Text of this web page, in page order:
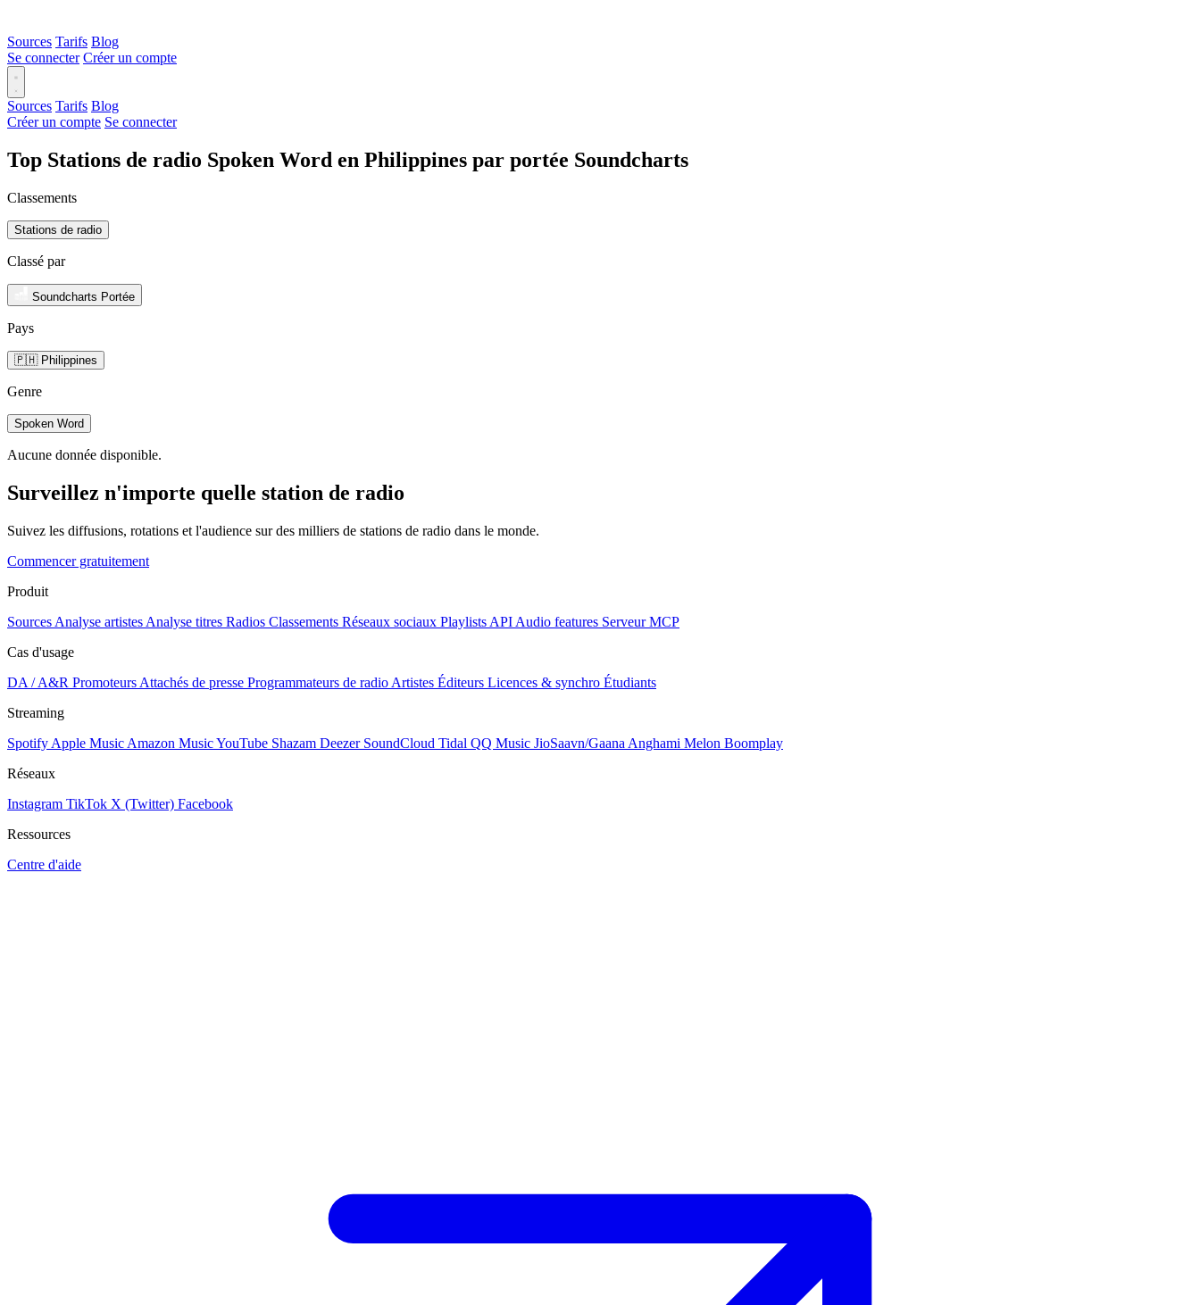
Sources Tarifs Blog
Se connecter Créer un compte
Sources Tarifs Blog
Créer un compte Se connecter
Top Stations de radio Spoken Word en Philippines par portée Soundcharts
Classements
Stations de radio
Classé par
Soundcharts Portée
Pays
🇵🇭 Philippines
Genre
Spoken Word
Aucune donnée disponible.
Surveillez n'importe quelle station de radio
Suivez les diffusions, rotations et l'audience sur des milliers de stations de radio dans le monde.
Commencer gratuitement
Produit
Sources Analyse artistes Analyse titres Radios Classements Réseaux sociaux Playlists API Audio features Serveur MCP
Cas d'usage
DA / A&R Promoteurs Attachés de presse Programmateurs de radio Artistes Éditeurs Licences & synchro Étudiants
Streaming
Spotify Apple Music Amazon MusicYouTube Shazam Deezer SoundCloud Tidal QQ Music JioSaavn/Gaana Anghami Melon Boomplay
Réseaux
Instagram TikTok X (Twitter) Facebook
Ressources
Centre d'aide